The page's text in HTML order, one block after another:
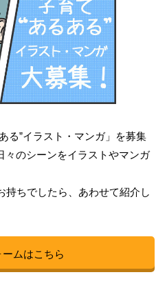
る”イラスト・マンガ」を募集
々のシーンをイラストやマンガ
持ちでしたら、あわせて紹介し
ムはこちら